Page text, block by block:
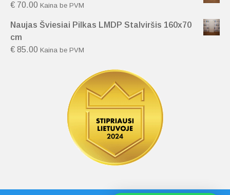
€ 70.00 Kaina be PVM
Naujas Šviesiai Pilkas LMDP Stalviršis 160x70
cm
€ 85.00 Kaina be PVM